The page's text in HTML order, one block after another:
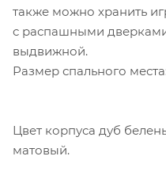
также можно хранить
с распашными
выдвижной.
Размер спального
Цвет корпуса дуб
матовый.